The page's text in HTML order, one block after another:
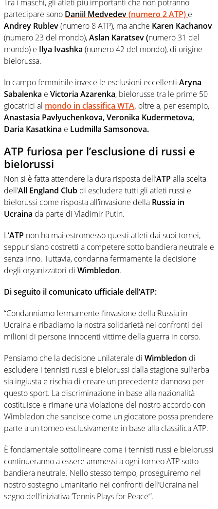
Tra i maschi, gli atleti più importanti che non potranno
partecipare sono Daniil Medvedev(numero 2 ATP) e
Andrey Rublev(numero 8 ATP), ma anche Karen Kachanov
(numero 23 del mondo),Aslan Karatsev (numero 31 del
mondo) e Ilya Ivashka (numero 42 del mondo), di origine
bielorussa.
In campo femminile invece le esclusioni eccellenti Aryna
Sabalenka e Victoria Azarenka, bielorusse tra le prime 50
giocatrici al mondo in classifica WTA, oltre a, per esempio,
Anastasia Pavlyuchenkova, Veronika Kudermetova,
Daria Kasatkina e Ludmilla Samsonova.
ATP furiosa per l’esclusione di russi e
bielorussi
Non si è fatta attendere la dura risposta dell’ATP alla scelta
dell’All England Club di escludere tutti gli atleti russi e
bielorussi come risposta all’invasione della Russia in
Ucraina da parte di Vladimir Putin.
L‘ATP non ha mai estromesso questi atleti dai suoi tornei,
seppur siano costretti a competere sotto bandiera neutrale e
senza inno. Tuttavia, condanna fermamente la decisione
degli organizzatori di Wimbledon.
Di seguito il comunicato ufficiale dell’ATP:
“Condanniamo fermamente l’invasione della Russia in
Ucraina e ribadiamo la nostra solidarietà nei confronti dei
milioni di persone innocenti vittime della guerra in corso.
Pensiamo che la decisione unilaterale di Wimbledon di
escludere i tennisti russi e bielorussi dalla stagione sull’erba
sia ingiusta e rischia di creare un precedente dannoso per
questo sport. La discriminazione in base alla nazionalità
costituisce e rimane una violazione del nostro accordo con
Wimbledon che sancisce come un giocatore possa prendere
parte a un torneo esclusivamente in base alla classifica ATP.
È fondamentale sottolineare come i tennisti russi e bielorussi
continueranno a essere ammessi a ogni torneo ATP sotto
bandiera neutrale. Nello stesso tempo, proseguiremo nel
nostro sostegno umanitario nei confronti dell’Ucraina nel
segno dell’iniziativa ‘Tennis Plays for Peace’“.